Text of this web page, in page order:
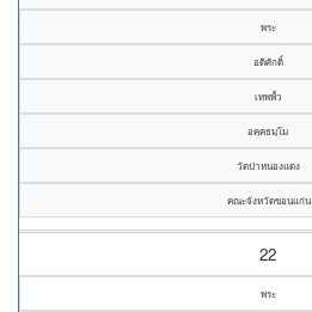
พระ
อดิศักดิ์
เทพพั้ว
อคฺคธมฺโม
วัดป่าหนองแดง
คณะจังหวัดขอนแก่น
22
พระ